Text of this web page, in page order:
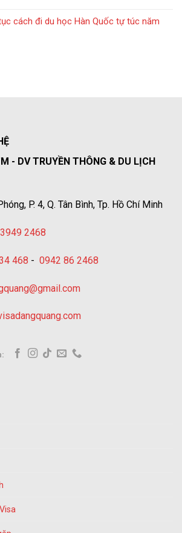
cách đi du học Hàn Quốc tự túc năm
- DV TRUYỀN THÔNG & DU LỊCH
P. 4, Q. Tân Bình, Tp. Hồ Chí Minh
2468
468 - 0942 86 2468